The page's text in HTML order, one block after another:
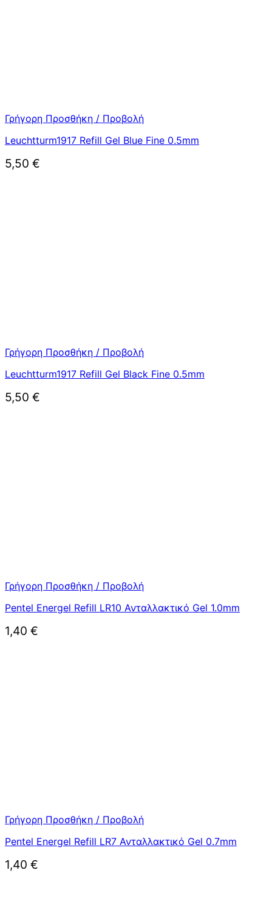
Γρήγορη Προσθήκη / Προβολή
Leuchtturm1917 Refill Gel Blue Fine 0.5mm
5,50 €
Γρήγορη Προσθήκη / Προβολή
Leuchtturm1917 Refill Gel Black Fine 0.5mm
5,50 €
Γρήγορη Προσθήκη / Προβολή
Pentel Energel Refill LR10 Ανταλλακτικό Gel 1.0mm
1,40 €
Γρήγορη Προσθήκη / Προβολή
Pentel Energel Refill LR7 Ανταλλακτικό Gel 0.7mm
1,40 €